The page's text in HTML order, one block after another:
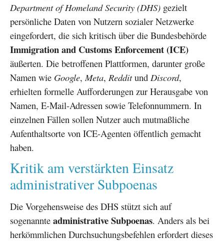
Department of Homeland Security (DHS) gezielt
persönliche Daten von Nutzern sozialer Netzwerke
eingefordert, die sich kritisch über die Bundesbehörde
Immigration and Customs Enforcement (ICE)
äußerten. Die betroffenen Plattformen, darunter große
Namen wie Google, Meta, Redditund Discord,
erhielten formelle Aufforderungen zur Herausgabe von
Namen, E-Mail-Adressen sowie Telefonnummern. In
einzelnen Fällen sollen Nutzer auch mutmaßliche
Aufenthaltsorte von ICE-Agenten öffentlich gemacht
haben.
Kritik am verstärkten Einsatz
administrativer Subpoenas
Die Vorgehensweise des DHS stützt sich auf
sogenannte administrative Subpoenas. Anders als bei
herkömmlichen Durchsuchungsbefehlen erfordert dieses